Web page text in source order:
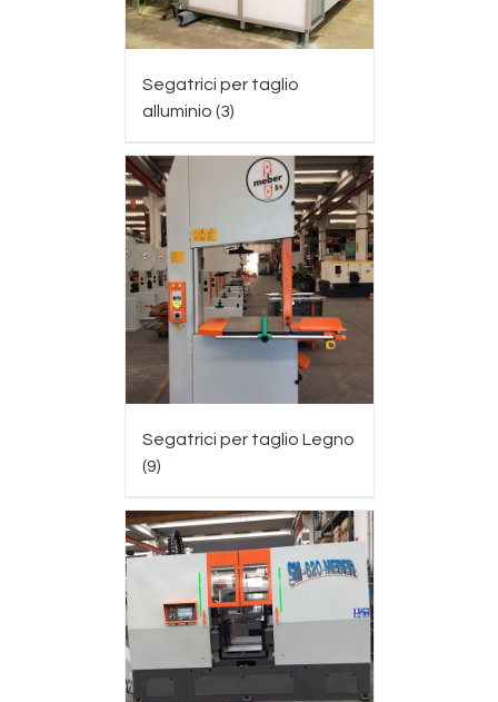
Segatrici per taglio
alluminio (3)
Segatrici per taglio Legno
(9)